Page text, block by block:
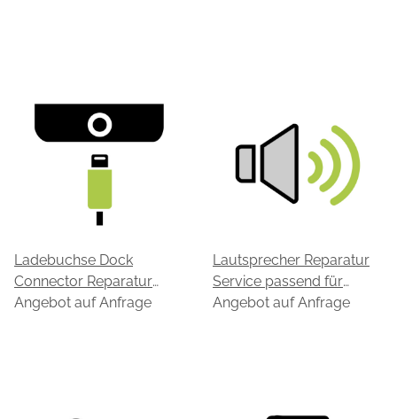
Ladebuchse Dock
Connector Reparatur
Service passend für
Angebot auf Anfrage
Lautsprecher Reparatur
Service passend für
iPhone 11 Pro
Angebot auf Anfrage